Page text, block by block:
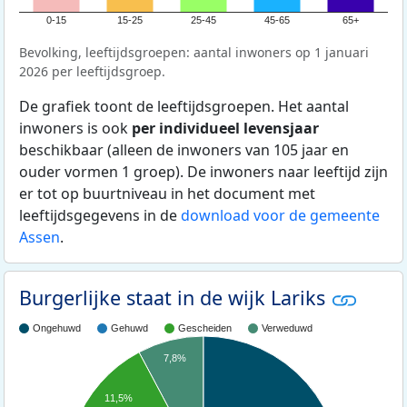
0-15 15-25 25-45 45-65 65+
Bevolking, leeftijdsgroepen: aantal inwoners op 1 januari
2026 per leeftijdsgroep.
De grafiek toont de leeftijdsgroepen. Het aantal
inwoners is ook per individueel levensjaar
beschikbaar (alleen de inwoners van 105 jaar en
ouder vormen 1 groep). De inwoners naar leeftijd zijn
er tot op buurtniveau in het document met
leeftijdsgegevens in dedownload voor de gemeente
Assen.
Burgerlijke staat in de wijk Lariks
Ongehuwd Gehuwd Gescheiden Verweduwd
7,8%
11,5%